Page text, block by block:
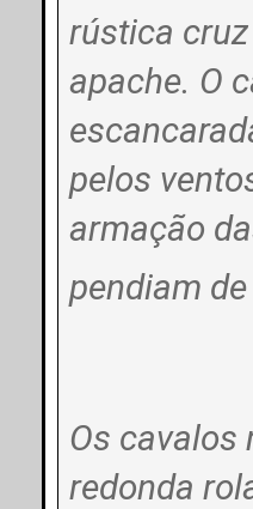
rústica
apache. O
pelos
armação
pendiam
Os cavalos
redonda